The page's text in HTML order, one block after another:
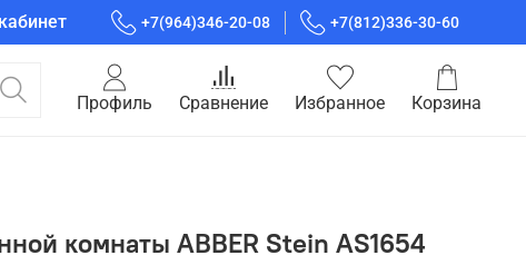
+7(964)346-20-08 +7(812)336-30-60
Профиль Сравнение Избранное Корзина
комнаты ABBER Stein AS1654